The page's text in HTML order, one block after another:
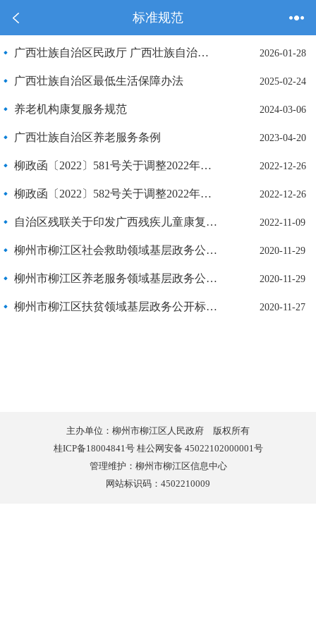
标准规范
2026-01-28
广西壮族自治区民政厅 广西壮族自治区财政厅关于提高全区孤儿基本生活最低养育标准和事实无人抚养儿童基本生活补贴标准的通知
2025-02-24
广西壮族自治区最低生活保障办法
2024-03-06
养老机构康复服务规范
2023-04-20
广西壮族自治区养老服务条例
2022-12-26
柳政函〔2022〕581号关于调整2022年柳州市城乡特困人员基本生活保障标准的批复
2022-12-26
柳政函〔2022〕582号关于调整2022年柳州市城乡居民最低生活保障标准的批复
2022-11-09
自治区残联关于印发广西残疾儿童康复救助标准指导意见的通知
2020-11-29
柳州市柳江区社会救助领域基层政务公开标准目录
2020-11-29
柳州市柳江区养老服务领域基层政务公开标准目录
2020-11-27
柳州市柳江区扶贫领域基层政务公开标准目录
主办单位：柳州市柳江区人民政府 版权所有
桂ICP备18004841号 桂公网安备 45022102000001号
管理维护：柳州市柳江区信息中心
网站标识码：4502210009